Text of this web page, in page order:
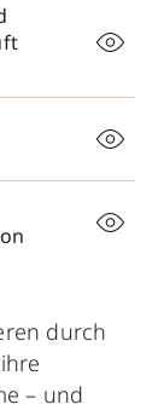
durch
– und